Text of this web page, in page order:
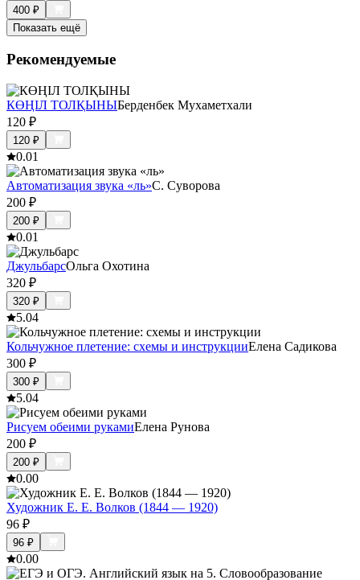
400 ₽
Показать ещё
Рекомендуемые
КӨҢІЛ ТОЛҚЫНЫБерденбек Мухаметхали
120 ₽
120 ₽
0.01
Автоматизация звука «ль»С. Суворова
200 ₽
200 ₽
0.01
ДжульбарсОльга Охотина
320 ₽
320 ₽
5.04
Кольчужное плетение: схемы и инструкцииЕлена Садикова
300 ₽
300 ₽
5.04
Рисуем обеими рукамиЕлена Рунова
200 ₽
200 ₽
0.00
Художник Е. Е. Волков (1844 — 1920)
96 ₽
96 ₽
0.00